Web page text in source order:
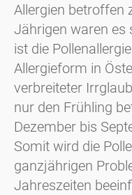
Allergien betroffen
Jährigen waren es
ist die
Allergieform in
verbreiteter
nur den Frühling
Dezember bis
Somit wird die
ganzjährigen
Jahreszeiten